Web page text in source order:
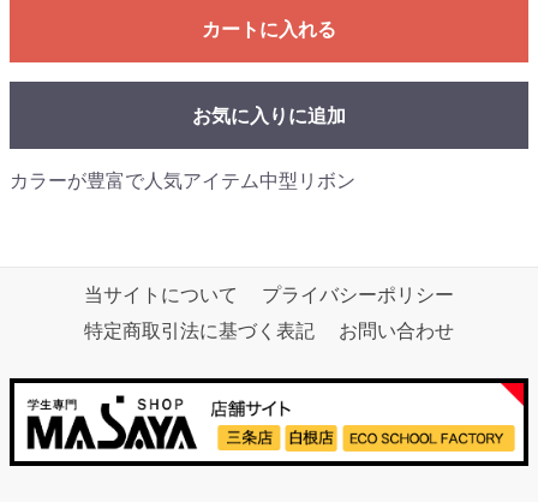
カートに入れる
お気に入りに追加
カラーが豊富で人気アイテム中型リボン
当サイトについて
プライバシーポリシー
特定商取引法に基づく表記
お問い合わせ